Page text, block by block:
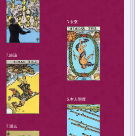
4.解決方法或對策